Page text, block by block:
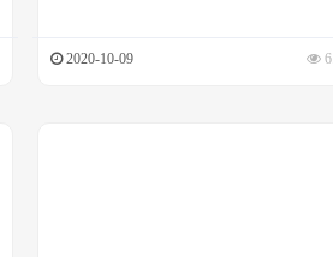
2020-10-09